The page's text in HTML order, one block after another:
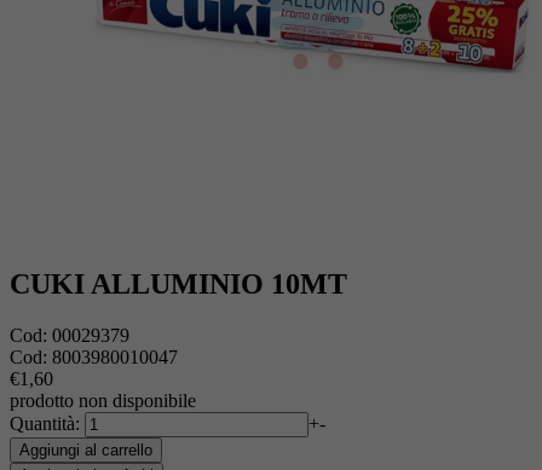
CUKI ALLUMINIO 10MT
Cod: 00029379
Cod: 8003980010047
€1,60
prodotto non disponibile
Quantità:
+-
Aggiungi al carrello